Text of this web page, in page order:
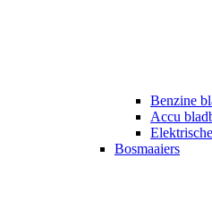
Benzine
Accu
Bosmaaiers